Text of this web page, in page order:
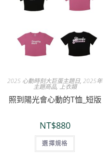
2025 心動時刻大巨蛋主題日,2025年
主題商品, 上衣類
照到陽光會心動的T恤_短版
NT$880
選擇規格